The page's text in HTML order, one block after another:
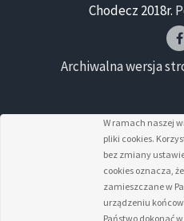
Chodecz 2018r.
Archiwalna wersja
W ramach naszej
pliki cookies.
bez zmiany
cookies oznacza,
zamieszczane w
urządzeniu
Państwo dokonać